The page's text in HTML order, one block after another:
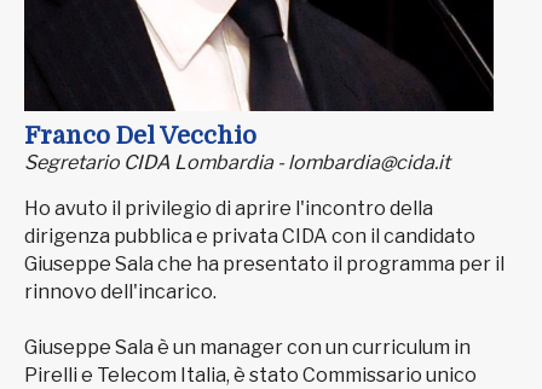
Franco Del Vecchio
Segretario CIDA Lombardia - lombardia@cida.it
Ho avuto il privilegio di aprire l'incontro della
dirigenza pubblica e privata CIDA con il candidato
Giuseppe Sala che ha presentato il programma per il
rinnovo dell'incarico.
Giuseppe Sala è un manager con un curriculum in
Pirelli e Telecom Italia, è stato Commissario unico